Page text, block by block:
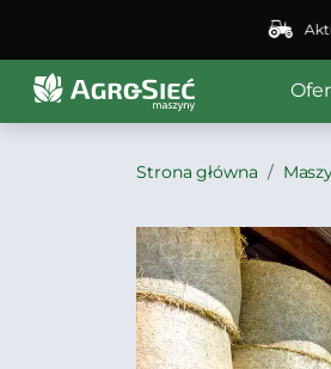
Aktualne
Strona główna